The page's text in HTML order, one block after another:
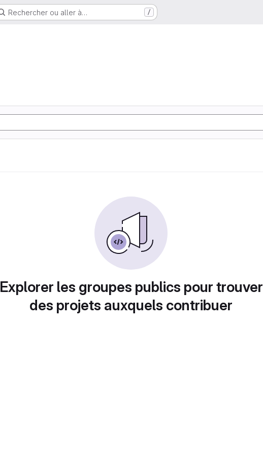
Rechercher ou aller à… /
Explorer les groupes publics pour trouver
des projets auxquels contribuer